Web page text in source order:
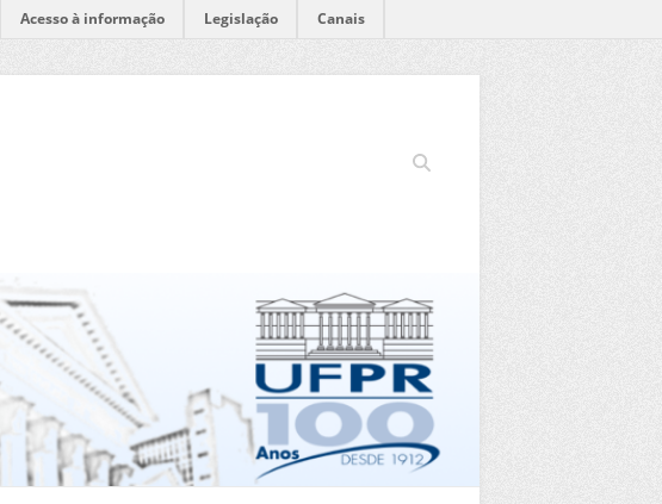
Acesso à informação Legislação Canais
Search